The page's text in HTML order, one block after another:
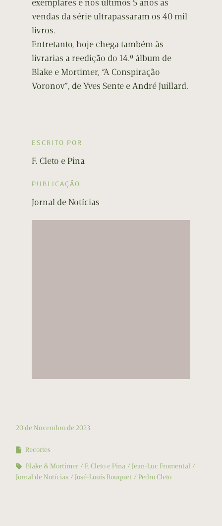
exemplares e nos últimos 5 anos as
vendas da série ultrapassaram os 40 mil
livros.
Entretanto, hoje chega também às
livrarias a reedição do 14.º álbum de
Blake e Mortimer, “A Conspiração
Voronov”, de Yves Sente e André Juillard.
ESCRITO POR
F. Cleto e Pina
PUBLICAÇÃO
Jornal de Notícias
20 de Novembro de 2023
Recortes
Blake & Mortimer
F. Cleto e Pina
Jean-Luc Fromental
Jornal de Notícias
José-Louis Bouquet Pedro Cleto